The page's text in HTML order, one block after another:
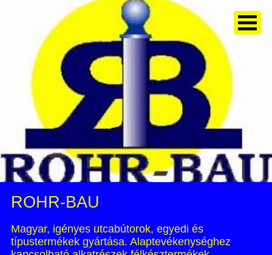
ROHR-BAU
Magyar, igényes utcabútorok, egyedi és
típustermékek gyártása. Alaptevékenységhez